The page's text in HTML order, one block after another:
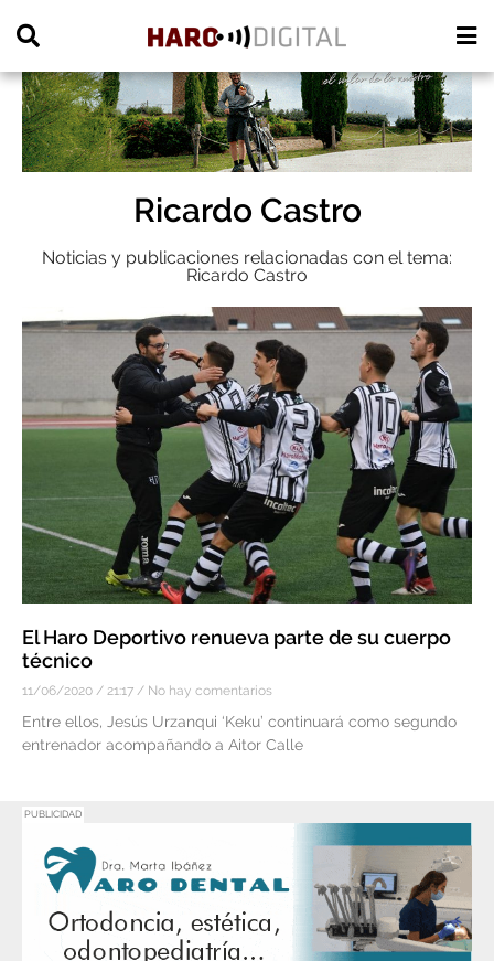
Ricardo Castro
Noticias y publicaciones relacionadas con el tema:
Ricardo Castro
El Haro Deportivo renueva parte de su cuerpo
técnico
11/06/2020 21:17 No hay comentarios
Entre ellos, Jesús Urzanqui ‘Keku’ continuará como segundo
entrenador acompañando a Aitor Calle
PUBLICIDAD